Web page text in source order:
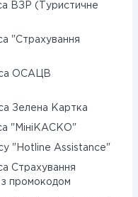
ВЗР (Туристичне
"Страхування
ОСАЦВ
Зелена Картка
"МініКАСКО"
"Hotline Assistance"
Страхування
з промокодом